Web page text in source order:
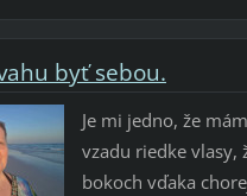
byť sebou.
Je mi jedno, že
vzadu riedke vlasy,
bokoch vďaka